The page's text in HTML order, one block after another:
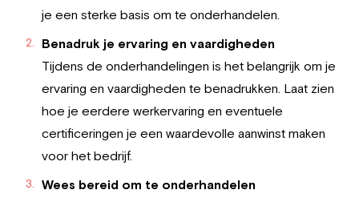
je een sterke basis om te onderhandelen.
Benadruk je ervaring en vaardigheden
Tijdens de onderhandelingen is het belangrijk om je
ervaring en vaardigheden te benadrukken. Laat zien
hoe je eerdere werkervaring en eventuele
certificeringen je een waardevolle aanwinst maken
voor het bedrijf.
Wees bereid om te onderhandelen